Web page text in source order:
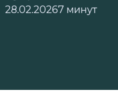
28.02.20267 минут